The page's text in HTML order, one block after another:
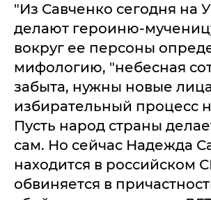
"Из Савченко сегодня на
делают героиню-
вокруг ее персоны
мифологию, "небесная
забыта, нужны новые
избирательный процесс
Пусть народ страны
сам. Но сейчас Надежда
находится в российском
обвиняется в